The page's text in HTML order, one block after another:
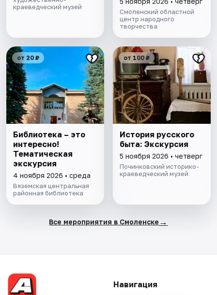
краеведческий музей
Смоленский областной
центр народного
творчества
от 20 ₽
Библиотека – это
интересно!
Тематическая
экскурсия
4 ноября 2026 • среда
Вяземская центральная
районная библиотека
от 100 ₽
История русского
быта: Экскурсия
5 ноября 2026 • четверг
Починковский историко-
краеведческий музей
Все мероприятия в Смоленске →
Навигация